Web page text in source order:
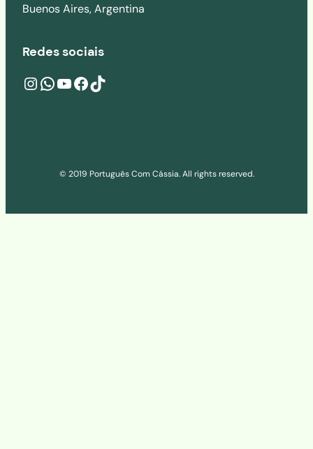
Buenos Aires, Argentina
Redes sociais
Instagramwa.me/541160273686 YouTube Facebook TikTok
© 2019 Português Com Cássia. All rights reserved.